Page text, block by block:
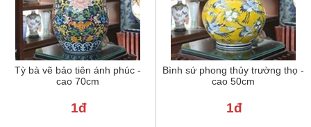
Tỳ bà vẽ bảo tiên ánh phúc -
cao 70cm
1đ
Bình sứ phong thủy trường thọ -
cao 50cm
1đ